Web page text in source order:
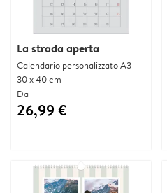
La strada aperta
Calendario personalizzato A3 -
30 x 40 cm
Da
26,99 €